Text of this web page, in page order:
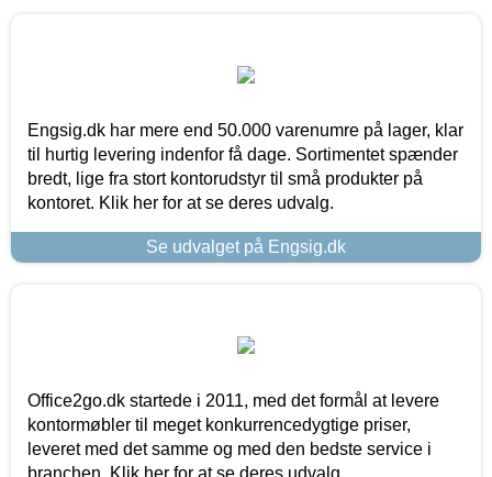
Engsig.dk har mere end 50.000 varenumre på lager, klar
til hurtig levering indenfor få dage. Sortimentet spænder
bredt, lige fra stort kontorudstyr til små produkter på
kontoret. Klik her for at se deres udvalg.
Se udvalget på Engsig.dk
Office2go.dk startede i 2011, med det formål at levere
kontormøbler til meget konkurrencedygtige priser,
leveret med det samme og med den bedste service i
branchen. Klik her for at se deres udvalg.